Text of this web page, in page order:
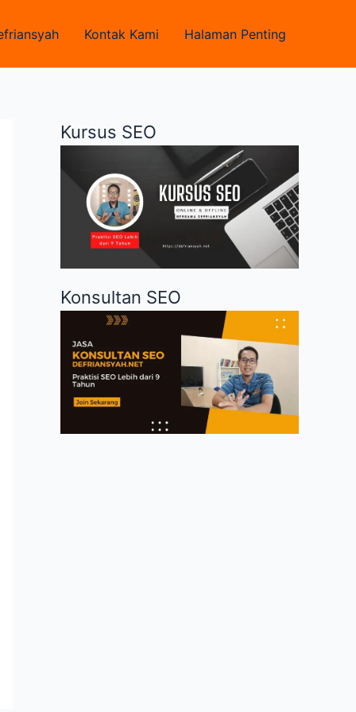
Kontak Kami Halaman Penting
Kursus SEO
Konsultan SEO